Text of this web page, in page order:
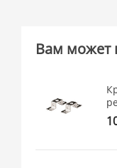
Вам может